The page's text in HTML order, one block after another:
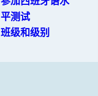
平测试
班级和级别